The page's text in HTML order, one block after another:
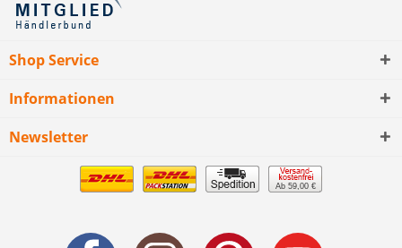
Shop Service
Informationen
Newsletter
Ab 59,00 €